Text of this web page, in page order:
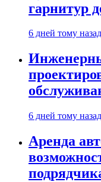
гарнитур
6 дней тому назад
6 дней тому назад
Аренда